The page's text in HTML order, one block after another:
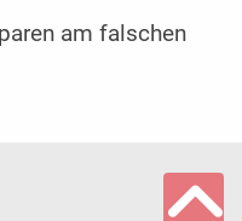
am falschen